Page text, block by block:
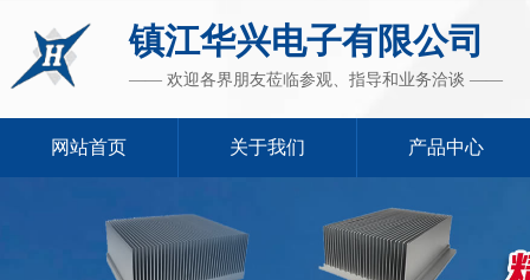
镇江华兴电子有限公司
—— 欢迎各界朋友莅临参观、指导和业务洽谈 ——
网站首页 关于我们 产品中心